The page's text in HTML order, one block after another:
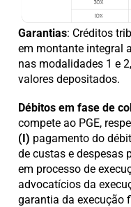
Garantias: Créditos
em montante integral
nas modalidades 1 e
valores depositados.
Débitos em fase de
compete ao PGE,
(I) pagamento do
de custas e despesas
em processo de
advocatícios da
garantia da execução